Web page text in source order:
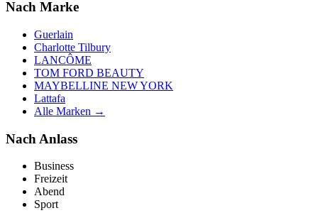
Nach Marke
Guerlain
Charlotte Tilbury
LANCÔME
TOM FORD BEAUTY
MAYBELLINE NEW YORK
Lattafa
Alle Marken →
Nach Anlass
Business
Freizeit
Abend
Sport